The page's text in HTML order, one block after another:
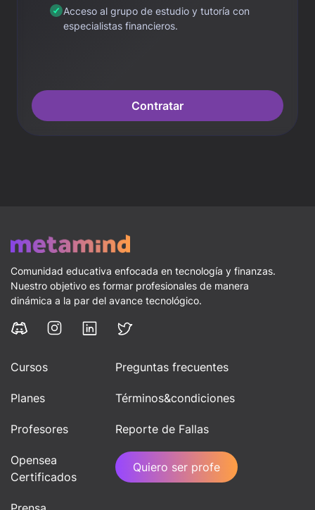
Acceso al grupo de estudio y tutoría con
especialistas financieros.
Contratar
Comunidad educativa enfocada en tecnología y finanzas.
Nuestro objetivo es formar profesionales de manera
dinámica a la par del avance tecnológico.
Cursos
Planes
Profesores
Opensea
Certificados
Preguntas frecuentes
Términos&condiciones
Reporte de Fallas
Quiero ser profe